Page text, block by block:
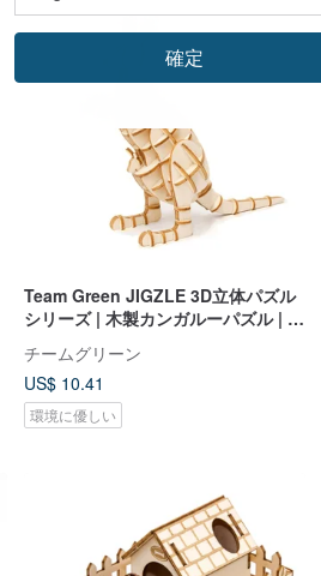
Team Green JIGZLE 3D立体パズル
シリーズ | 木製カンガルーパズル | ス
ーパーヒーリング
チームグリーン
US$ 10.41
環境に優しい
確定